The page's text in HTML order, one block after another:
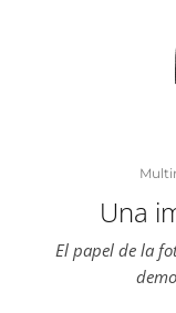
Una
El papel de la